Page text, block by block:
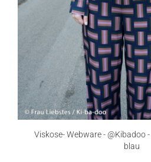
Viskose- Webware - @Kibadoo
blau